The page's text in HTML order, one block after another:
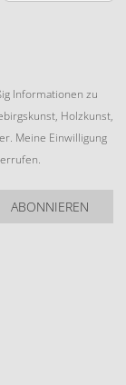
Informationen zu
Holzkunst,
Meine Einwilligung
ABONNIEREN